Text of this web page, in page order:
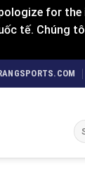
for the
tế. Chúng
for: